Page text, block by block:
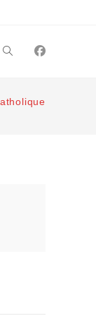
Toggle
website